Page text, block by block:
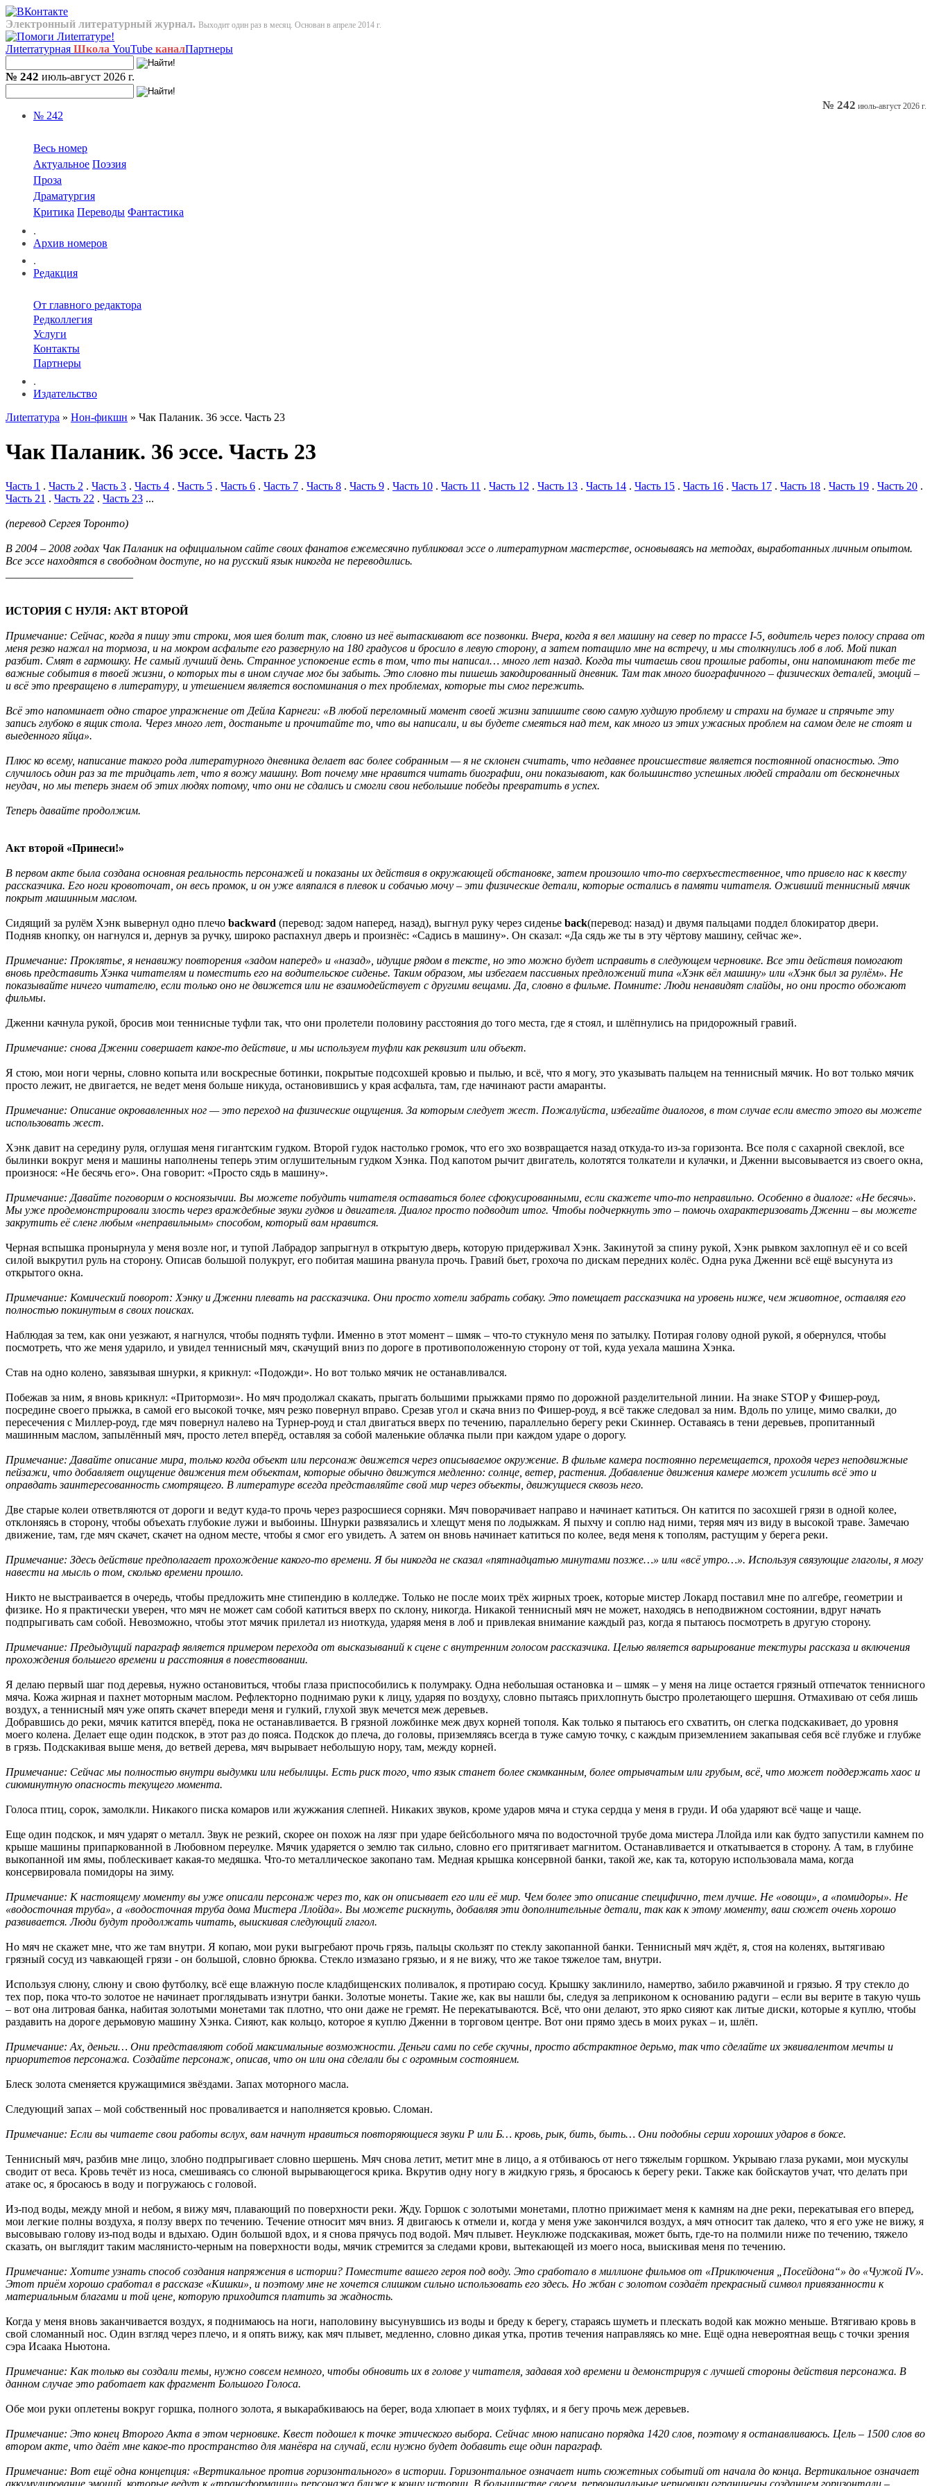
Электронный литературный журнал. Выходит один раз в месяц. Основан в апреле 2014 г.
Лиterraтурная Школа YouTube каналПартнеры
№ 242 июль-август 2026 г.
№ 242
Весь номер
Актуальное Поэзия
Проза
Драматургия
Критика Переводы Фантастика
.
Архив номеров
.
Редакция
От главного редактора
Редколлегия
Услуги
Контакты
Партнеры
.
Издательство
№ 242 июль-август 2026 г.
Лиterraтура » Нон-фикшн » Чак Паланик. 36 эссе. Часть 23
Чак Паланик. 36 эссе. Часть 23
Часть 1 . Часть 2 . Часть 3 . Часть 4 . Часть 5 . Часть 6 . Часть 7 . Часть 8 . Часть 9 . Часть 10 . Часть 11 . Часть 12 . Часть 13 . Часть 14 . Часть 15 . Часть 16 . Часть 17 . Часть 18 . Часть 19 . Часть 20 .
Часть 21 . Часть 22 . Часть 23 ...
(перевод Cергея Торонто)
В 2004 – 2008 годах Чак Паланик на официальном сайте своих фанатов ежемесячно публиковал эссе о литературном мастерстве, основываясь на методах, выработанных личным опытом.
Все эссе находятся в свободном доступе, но на русский язык никогда не переводились.
ИСТОРИЯ С НУЛЯ: АКТ ВТОРОЙ
Примечание: Сейчас, когда я пишу эти строки, моя шея болит так, словно из неё вытаскивают все позвонки. Вчера, когда я вел машину на север по трассе I-5, водитель через полосу справа от
меня резко нажал на тормоза, и на мокром асфальте его развернуло на 180 градусов и бросило в левую сторону, а затем потащило мне на встречу, и мы столкнулись лоб в лоб. Мой пикап
разбит. Смят в гармошку. Не самый лучший день. Странное успокоение есть в том, что ты написал… много лет назад. Когда ты читаешь свои прошлые работы, они напоминают тебе те
важные события в твоей жизни, о которых ты в ином случае мог бы забыть. Это словно ты пишешь закодированный дневник. Там так много биографичного – физических деталей, эмоций –
и всё это превращено в литературу, и утешением является воспоминания о тех проблемах, которые ты смог пережить.
Всё это напоминает одно старое упражнение от Дейла Карнеги: «В любой переломный момент своей жизни запишите свою самую худшую проблему и страхи на бумаге и спрячьте эту
запись глубоко в ящик стола. Через много лет, достаньте и прочитайте то, что вы написали, и вы будете смеяться над тем, как много из этих ужасных проблем на самом деле не стоят и
выеденного яйца».
Плюс ко всему, написание такого рода литературного дневника делает вас более собранным — я не склонен считать, что недавнее происшествие является постоянной опасностью. Это
случилось один раз за те тридцать лет, что я вожу машину. Вот почему мне нравится читать биографии, они показывают, как большинство успешных людей страдали от бесконечных
неудач, но мы теперь знаем об этих людях потому, что они не сдались и смогли свои небольшие победы превратить в успех.
Теперь давайте продолжим.
Акт второй «Принеси!»
В первом акте была создана основная реальность персонажей и показаны их действия в окружающей обстановке, затем произошло что-то сверхъестественное, что привело нас к квесту
рассказчика. Его ноги кровоточат, он весь промок, и он уже вляпался в плевок и собачью мочу – эти физические детали, которые остались в памяти читателя. Оживший теннисный мячик
покрыт машинным маслом.
Сидящий за рулём Хэнк вывернул одно плечо backward (перевод: задом наперед, назад), выгнул руку через сиденье back(перевод: назад) и двумя пальцами поддел блокиратор двери.
Подняв кнопку, он нагнулся и, дернув за ручку, широко распахнул дверь и произнёс: «Садись в машину». Он сказал: «Да сядь же ты в эту чёртову машину, сейчас же».
Примечание: Проклятье, я ненавижу повторения «задом наперед» и «назад», идущие рядом в тексте, но это можно будет исправить в следующем черновике. Все эти действия помогают
вновь представить Хэнка читателям и поместить его на водительское сиденье. Таким образом, мы избегаем пассивных предложений типа «Хэнк вёл машину» или «Хэнк был за рулём». Не
показывайте ничего читателю, если только оно не движется или не взаимодействует с другими вещами. Да, словно в фильме. Помните: Люди ненавидят слайды, но они просто обожают
фильмы.
Дженни качнула рукой, бросив мои теннисные туфли так, что они пролетели половину расстояния до того места, где я стоял, и шлёпнулись на придорожный гравий.
Примечание: снова Дженни совершает какое-то действие, и мы используем туфли как реквизит или объект.
Я стою, мои ноги черны, словно копыта или воскресные ботинки, покрытые подсохшей кровью и пылью, и всё, что я могу, это указывать пальцем на теннисный мячик. Но вот только мячик
просто лежит, не двигается, не ведет меня больше никуда, остановившись у края асфальта, там, где начинают расти амаранты.
Примечание: Описание окровавленных ног — это переход на физические ощущения. За которым следует жест. Пожалуйста, избегайте диалогов, в том случае если вместо этого вы можете
использовать жест.
Хэнк давит на середину руля, оглушая меня гигантским гудком. Второй гудок настолько громок, что его эхо возвращается назад откуда-то из-за горизонта. Все поля с сахарной свеклой, все
былинки вокруг меня и машины наполнены теперь этим оглушительным гудком Хэнка. Под капотом рычит двигатель, колотятся толкатели и кулачки, и Дженни высовывается из своего окна,
произнося: «Не бесячь его». Она говорит: «Просто сядь в машину».
Примечание: Давайте поговорим о косноязычии. Вы можете побудить читателя оставаться более сфокусированными, если скажете что-то неправильно. Особенно в диалоге: «Не бесячь».
Мы уже продемонстрировали злость через враждебные звуки гудков и двигателя. Диалог просто подводит итог. Чтобы подчеркнуть это – помочь охарактеризовать Дженни – вы можете
закрутить её сленг любым «неправильным» способом, который вам нравится.
Черная вспышка пронырнула у меня возле ног, и тупой Лабрадор запрыгнул в открытую дверь, которую придерживал Хэнк. Закинутой за спину рукой, Хэнк рывком захлопнул её и со всей
силой выкрутил руль на сторону. Описав большой полукруг, его побитая машина рванула прочь. Гравий бьет, грохоча по дискам передних колёс. Одна рука Дженни всё ещё высунута из
открытого окна.
Примечание: Комический поворот: Хэнку и Дженни плевать на рассказчика. Они просто хотели забрать собаку. Это помещает рассказчика на уровень ниже, чем животное, оставляя его
полностью покинутым в своих поисках.
Наблюдая за тем, как они уезжают, я нагнулся, чтобы поднять туфли. Именно в этот момент – шмяк – что-то стукнуло меня по затылку. Потирая голову одной рукой, я обернулся, чтобы
посмотреть, что же меня ударило, и увидел теннисный мяч, скачущий вниз по дороге в противоположенную сторону от той, куда уехала машина Хэнка.
Став на одно колено, завязывая шнурки, я крикнул: «Подожди». Но вот только мячик не останавливался.
Побежав за ним, я вновь крикнул: «Притормози». Но мяч продолжал скакать, прыгать большими прыжками прямо по дорожной разделительной линии. На знаке STOP у Фишер-роуд,
посредине своего прыжка, в самой его высокой точке, мяч резко повернул вправо. Срезав угол и скача вниз по Фишер-роуд, я всё также следовал за ним. Вдоль по улице, мимо свалки, до
пересечения с Миллер-роуд, где мяч повернул налево на Турнер-роуд и стал двигаться вверх по течению, параллельно берегу реки Скиннер. Оставаясь в тени деревьев, пропитанный
машинным маслом, запылённый мяч, просто летел вперёд, оставляя за собой маленькие облачка пыли при каждом ударе о дорогу.
Примечание: Давайте описание мира, только когда объект или персонаж движется через описываемое окружение. В фильме камера постоянно перемещается, проходя через неподвижные
пейзажи, что добавляет ощущение движения тем объектам, которые обычно движутся медленно: солнце, ветер, растения. Добавление движения камере может усилить всё это и
оправдать заинтересованность смотрящего. В литературе всегда представляйте свой мир через объекты, движущиеся сквозь него.
Две старые колеи ответвляются от дороги и ведут куда-то прочь через разросшиеся сорняки. Мяч поворачивает направо и начинает катиться. Он катится по засохшей грязи в одной колее,
отклоняясь в сторону, чтобы объехать глубокие лужи и выбоины. Шнурки развязались и хлещут меня по лодыжкам. Я пыхчу и соплю над ними, теряя мяч из виду в высокой траве. Замечаю
движение, там, где мяч скачет, скачет на одном месте, чтобы я смог его увидеть. А затем он вновь начинает катиться по колее, ведя меня к тополям, растущим у берега реки.
Примечание: Здесь действие предполагает прохождение какого-то времени. Я бы никогда не сказал «пятнадцатью минутами позже…» или «всё утро…». Используя связующие глаголы, я могу
навести на мысль о том, сколько времени прошло.
Никто не выстраивается в очередь, чтобы предложить мне стипендию в колледже. Только не после моих трёх жирных троек, которые мистер Локард поставил мне по алгебре, геометрии и
физике. Но я практически уверен, что мяч не может сам собой катиться вверх по склону, никогда. Никакой теннисный мяч не может, находясь в неподвижном состоянии, вдруг начать
подпрыгивать сам собой. Невозможно, чтобы этот мячик прилетал из ниоткуда, ударяя меня в лоб и привлекая внимание каждый раз, когда я пытаюсь посмотреть в другую сторону.
Примечание: Предыдущий параграф является примером перехода от высказываний к сцене с внутренним голосом рассказчика. Целью является варьирование текстуры рассказа и включения
прохождения большего времени и расстояния в повествовании.
Я делаю первый шаг под деревья, нужно остановиться, чтобы глаза приспособились к полумраку. Одна небольшая остановка и – шмяк – у меня на лице остается грязный отпечаток теннисного
мяча. Кожа жирная и пахнет моторным маслом. Рефлекторно поднимаю руки к лицу, ударяя по воздуху, словно пытаясь прихлопнуть быстро пролетающего шершня. Отмахиваю от себя лишь
воздух, а теннисный мяч уже опять скачет впереди меня и гулкий, глухой звук мечется меж деревьев.
Добравшись до реки, мячик катится вперёд, пока не останавливается. В грязной ложбинке меж двух корней тополя. Как только я пытаюсь его схватить, он слегка подскакивает, до уровня
моего колена. Делает еще один подскок, в этот раз до пояса. Подскок до плеча, до головы, приземляясь всегда в туже самую точку, с каждым приземлением закапывая себя всё глубже и глубже
в грязь. Подскакивая выше меня, до ветвей дерева, мяч вырывает небольшую нору, там, между корней.
Примечание: Сейчас мы полностью внутри выдумки или небылицы. Есть риск того, что язык станет более скомканным, более отрывчатым или грубым, всё, что может поддержать хаос и
сиюминутную опасность текущего момента.
Голоса птиц, сорок, замолкли. Никакого писка комаров или жужжания слепней. Никаких звуков, кроме ударов мяча и стука сердца у меня в груди. И оба ударяют всё чаще и чаще.
Еще один подскок, и мяч ударят о металл. Звук не резкий, скорее он похож на лязг при ударе бейсбольного мяча по водосточной трубе дома мистера Ллойда или как будто запустили камнем по
крыше машины припаркованной в Любовном переулке. Мячик ударяется о землю так сильно, словно его притягивает магнитом. Останавливается и откатывается в сторону. А там, в глубине
выкопанной им ямы, поблескивает какая-то медяшка. Что-то металлическое закопано там. Медная крышка консервной банки, такой же, как та, которую использовала мама, когда
консервировала помидоры на зиму.
Примечание: К настоящему моменту вы уже описали персонаж через то, как он описывает его или её мир. Чем более это описание специфично, тем лучше. Не «овощи», а «помидоры». Не
«водосточная труба», а «водосточная труба дома Мистера Ллойда». Вы можете рискнуть, добавляя эти дополнительные детали, так как к этому моменту, ваш сюжет очень хорошо
развивается. Люди будут продолжать читать, выискивая следующий глагол.
Но мяч не скажет мне, что же там внутри. Я копаю, мои руки выгребают прочь грязь, пальцы скользят по стеклу закопанной банки. Теннисный мяч ждёт, я, стоя на коленях, вытягиваю
грязный сосуд из чавкающей грязи - он большой, словно брюква. Стекло измазано грязью, и я не вижу, что же такое тяжелое там, внутри.
Используя слюну, слюну и свою футболку, всё еще влажную после кладбищенских поливалок, я протираю сосуд. Крышку заклинило, намертво, забило ржавчиной и грязью. Я тру стекло до
тех пор, пока что-то золотое не начинает проглядывать изнутри банки. Золотые монеты. Такие же, как вы нашли бы, следуя за леприконом к основанию радуги – если вы верите в такую чушь
– вот она литровая банка, набитая золотыми монетами так плотно, что они даже не гремят. Не перекатываются. Всё, что они делают, это ярко сияют как литые диски, которые я куплю, чтобы
раздавить на дороге дерьмовую машину Хэнка. Сияют, как кольцо, которое я куплю Дженни в торговом центре. Вот они прямо здесь в моих руках – и, шлёп.
Примечание: Ах, деньги… Они представляют собой максимальные возможности. Деньги сами по себе скучны, просто абстрактное дерьмо, так что сделайте их эквивалентом мечты и
приоритетов персонажа. Создайте персонаж, описав, что он или она сделали бы с огромным состоянием.
Блеск золота сменяется кружащимися звёздами. Запах моторного масла.
Следующий запах – мой собственный нос проваливается и наполняется кровью. Сломан.
Примечание: Если вы читаете свои работы вслух, вам начнут нравиться повторяющиеся звуки Р или Б… кровь, рык, бить, быть… Они подобны серии хороших ударов в боксе.
Теннисный мяч, разбив мне лицо, злобно подпрыгивает словно шершень. Мяч снова летит, метит мне в лицо, а я отбиваюсь от него тяжелым горшком. Укрываю глаза руками, мои мускулы
сводит от веса. Кровь течёт из носа, смешиваясь со слюной вырывающегося крика. Вкрутив одну ногу в жидкую грязь, я бросаюсь к берегу реки. Также как бойскаутов учат, что делать при
атаке ос, я бросаюсь в воду и погружаюсь с головой.
Из-под воды, между мной и небом, я вижу мяч, плавающий по поверхности реки. Жду. Горшок с золотыми монетами, плотно прижимает меня к камням на дне реки, перекатывая его вперед,
мои легкие полны воздуха, я ползу вверх по течению. Течение относит мяч вниз. Я двигаюсь к отмели и, когда у меня уже закончился воздух, а мяч относит так далеко, что я его уже не вижу, я
высовываю голову из-под воды и вдыхаю. Один большой вдох, и я снова прячусь под водой. Мяч плывет. Неуклюже подскакивая, может быть, где-то на полмили ниже по течению, тяжело
сказать, он выглядит таким маслянисто-черным на поверхности воды, мячик стремится за следами крови, вытекающей из моего носа, выискивая меня по течению.
Примечание: Хотите узнать способ создания напряжения в истории? Поместите вашего героя под воду. Это сработало в миллионе фильмов от «Приключения „Посейдона“» до «Чужой IV».
Этот приём хорошо сработал в рассказе «Кишки», и поэтому мне не хочется слишком сильно использовать его здесь. Но жбан с золотом создаёт прекрасный символ привязанности к
материальным благами и той цене, которую приходится платить за жадность.
Когда у меня вновь заканчивается воздух, я поднимаюсь на ноги, наполовину высунувшись из воды и бреду к берегу, стараясь шуметь и плескать водой как можно меньше. Втягиваю кровь в
свой сломанный нос. Один взгляд через плечо, и я опять вижу, как мяч плывет, медленно, словно дикая утка, против течения направляясь ко мне. Ещё одна невероятная вещь с точки зрения
сэра Исаака Ньютона.
Примечание: Как только вы создали темы, нужно совсем немного, чтобы обновить их в голове у читателя, задавая ход времени и демонстрируя с лучшей стороны действия персонажа. В
данном случае это работает как фрагмент Большого Голоса.
Обе мои руки оплетены вокруг горшка, полного золота, я выкарабкиваюсь на берег, вода хлюпает в моих туфлях, и я бегу прочь меж деревьев.
Примечание: Это конец Второго Акта в этом черновике. Квест подошел к точке этического выбора. Сейчас мною написано порядка 1420 слов, поэтому я останавливаюсь. Цель – 1500 слов во
втором акте, что даёт мне какое-то пространство для манёвра на случай, если нужно будет добавить еще один параграф.
Примечание: Вот ещё одна концепция: «Вертикальное против горизонтального» в истории. Горизонтальное означает нить сюжетных событий от начала до конца. Вертикальное означает
аккумулирование эмоций, которые ведут к «трансформации» персонажа ближе к концу истории. В большинстве своем, первоначальные черновики ограничены созданием горизонтали –